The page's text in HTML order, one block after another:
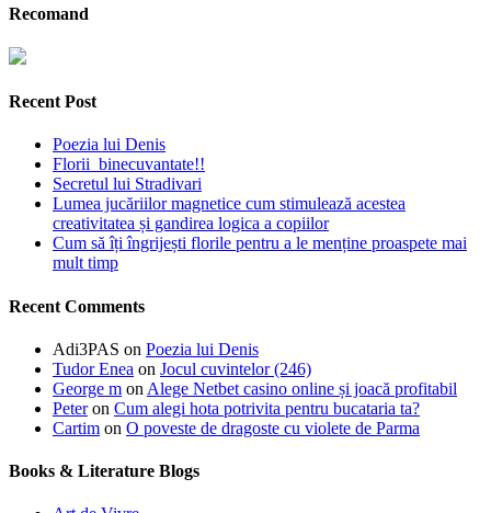
Recomand
Recent Post
Poezia lui Denis
Florii binecuvantate!!
Secretul lui Stradivari
Lumea jucăriilor magnetice cum stimulează acestea
creativitatea și gandirea logica a copiilor
Cum să îți îngrijești florile pentru a le menține proaspete mai
mult timp
Recent Comments
Adi3PAS on Poezia lui Denis
Tudor Enea on Jocul cuvintelor (246)
George m on Alege Netbet casino online și joacă profitabil
Peteron Cum alegi hota potrivita pentru bucataria ta?
Cartim on O poveste de dragoste cu violete de Parma
Books & Literature Blogs